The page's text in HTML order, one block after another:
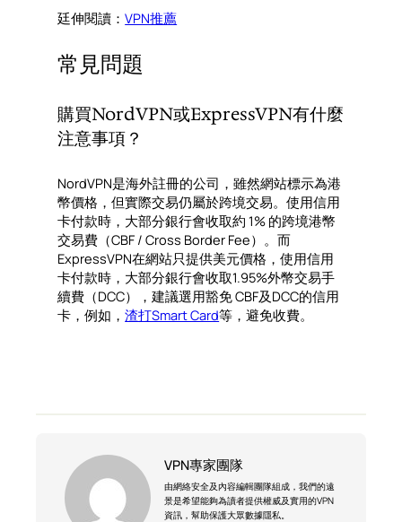
廷伸閱讀：VPN推薦
常見問題
購買NordVPN或ExpressVPN有什麼
注意事項？
NordVPN是海外註冊的公司，雖然網站標示為港
幣價格，但實際交易仍屬於跨境交易。使用信用
卡付款時，大部分銀行會收取約 1% 的跨境港幣
交易費（CBF / Cross Border Fee）。而
ExpressVPN在網站只提供美元價格，使用信用
卡付款時，大部分銀行會收取1.95%外幣交易手
續費（DCC），建議選用豁免 CBF及DCC的信用
卡，例如，渣打Smart Card等，避免收費。
VPN專家團隊
由網絡安全及內容編輯團隊組成，我們的遠
景是希望能夠為讀者提供權威及實用的VPN
資訊，幫助保護大眾數據隱私。